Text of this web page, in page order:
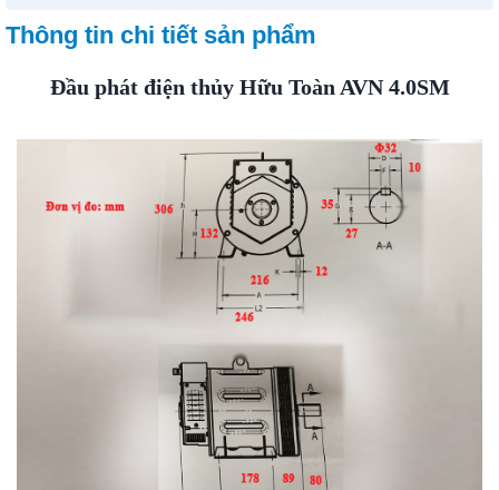
Thông tin chi tiết sản phẩm
Đầu phát điện thủy Hữu Toàn AVN 4.0SM